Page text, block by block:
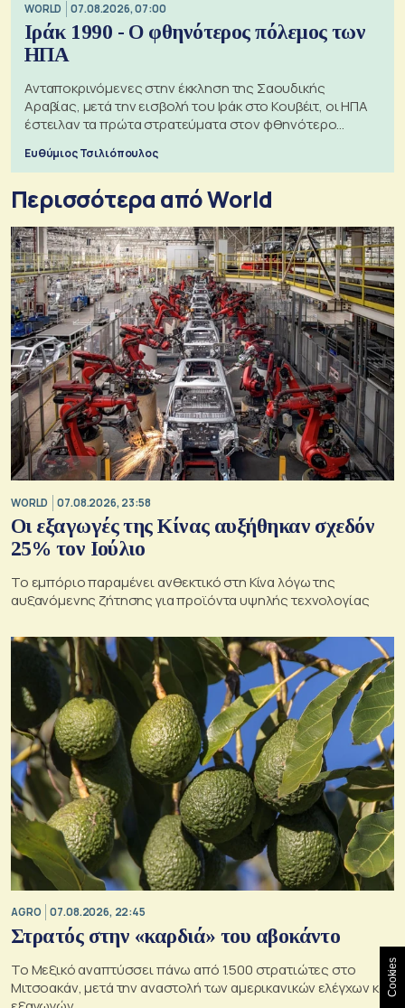
WORLD 07.08.2026, 07:00
Ιράκ 1990 - Ο φθηνότερος πόλεμος των
ΗΠΑ
Ανταποκρινόμενες στην έκκληση της Σαουδικής
Αραβίας, μετά την εισβολή του Ιράκ στο Κουβέιτ, οι ΗΠΑ
έστειλαν τα πρώτα στρατεύματα στον φθηνότερο
Ευθύμιος Τσιλιόπουλος
Περισσότερα από World
WORLD 07.08.2026, 23:58
Οι εξαγωγές της Κίνας αυξήθηκαν σχεδόν
25% τον Ιούλιο
Το εμπόριο παραμένει ανθεκτικό στη Κίνα λόγω της
αυξανόμενης ζήτησης για προϊόντα υψηλής τεχνολογίας
AGRO 07.08.2026, 22:45
Στρατός στην «καρδιά» του αβοκάντο
Το Μεξικό αναπτύσσει πάνω από 1.500 στρατιώτες στο
Μιτσοακάν, μετά την αναστολή των αμερικανικών ελέγχων καιCookies